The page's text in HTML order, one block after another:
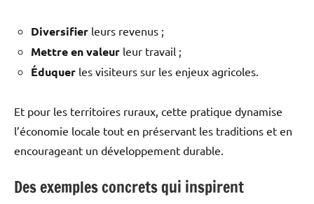
Diversifier leurs revenus ;
Mettre en valeur leur travail ;
Éduquer les visiteurs sur les enjeux agricoles.
Et pour les territoires ruraux, cette pratique dynamise
l’économie locale tout en préservant les traditions et en
encourageant un développement durable.
Des exemples concrets qui inspirent